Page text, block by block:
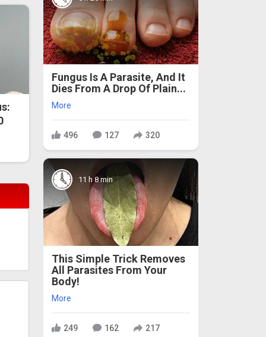
Fungus Is A Parasite, And It
Dies From A Drop Of Plain...
More
496 127 320
11 h 8 min
This Simple Trick Removes
All Parasites From Your
Body!
More
249 162 217